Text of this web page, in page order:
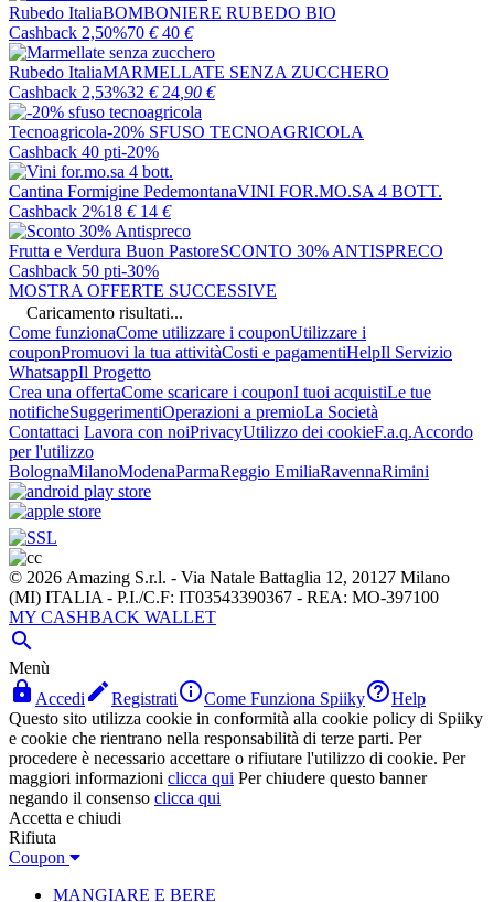
Rubedo ItaliaBOMBONIERE RUBEDO BIO
Cashback 2,50%70 € 40 €
Rubedo ItaliaMARMELLATE SENZA ZUCCHERO
Cashback 2,53%32 € 24 ,90 €
Tecnoagricola-20% SFUSO TECNOAGRICOLA
Cashback 40 pti-20%
Cantina Formigine PedemontanaVINI FOR.MO.SA 4 BOTT.
Cashback 2%18 € 14 €
Frutta e Verdura Buon PastoreSCONTO 30% ANTISPRECO
Cashback 50 pti-30%
MOSTRA OFFERTE SUCCESSIVE
Caricamento risultati...
Come funzionaCome utilizzare i couponUtilizzare i
couponPromuovi la tua attivitàCosti e pagamentiHelpIl Servizio
WhatsappIl Progetto
Crea una offertaCome scaricare i couponI tuoi acquistiLe tue
notificheSuggerimentiOperazioni a premioLa Società
Contattaci Lavora con noiPrivacyUtilizzo dei cookieF.a.q.Accordo
per l'utilizzo
BolognaMilanoModenaParmaReggio EmiliaRavennaRimini
© 2026 Amazing S.r.l. - Via Natale Battaglia 12, 20127 Milano
(MI) ITALIA - P.I./C.F: IT03543390367 - REA: MO-397100
MY CASHBACK WALLET

Menù
 Accedi RegistratiCome Funziona SpiikyHelp
Questo sito utilizza cookie in conformità alla cookie policy di Spiiky
e cookie che rientrano nella responsabilità di terze parti. Per
procedere è necessario accettare o rifiutare l'utilizzo di cookie. Per
maggiori informazioni clicca qui Per chiudere questo banner
negando il consenso clicca qui
Accetta e chiudi
Rifiuta
Coupon
MANGIARE E BERE